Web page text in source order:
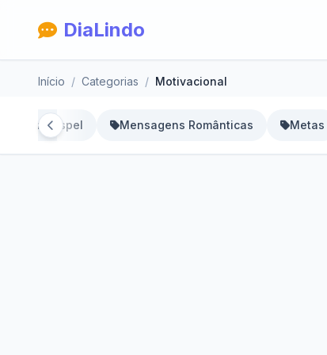
DiaLindo
Início Categorias Motivacional
Gospel Mensagens Românticas Metas